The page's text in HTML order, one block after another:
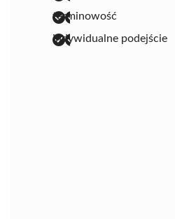
terminowość
indywidualne podejście